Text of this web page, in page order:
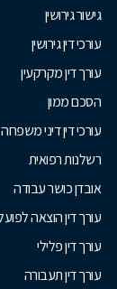
גישור גירושין
עורכי דין גירושין
עורך דין מקרקעין
הסכם ממון
עורכי דין דיני משפחה
רשלנות רפואית
אובדן כושר עבודה
עורך דין הוצאה
עורך דין פלילי
עורך דין תעבורה